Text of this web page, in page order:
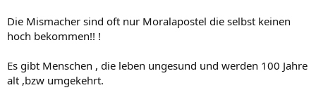
Die Mismacher sind oft nur Moralapostel die selbst keinen
hoch bekommen!! !
Es gibt Menschen , die leben ungesund und werden 100 Jahre
alt ,bzw umgekehrt.